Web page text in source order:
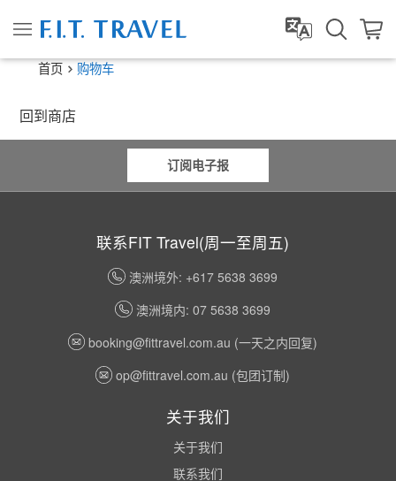
首页 购物车
回到商店
订阅电子报
联系FIT Travel(周一至周五)
澳洲境外: +617 5638 3699
澳洲境内: 07 5638 3699
booking@fittravel.com.au (一天之内回复)
op@fittravel.com.au (包团订制)
关于我们
关于我们
联系我们